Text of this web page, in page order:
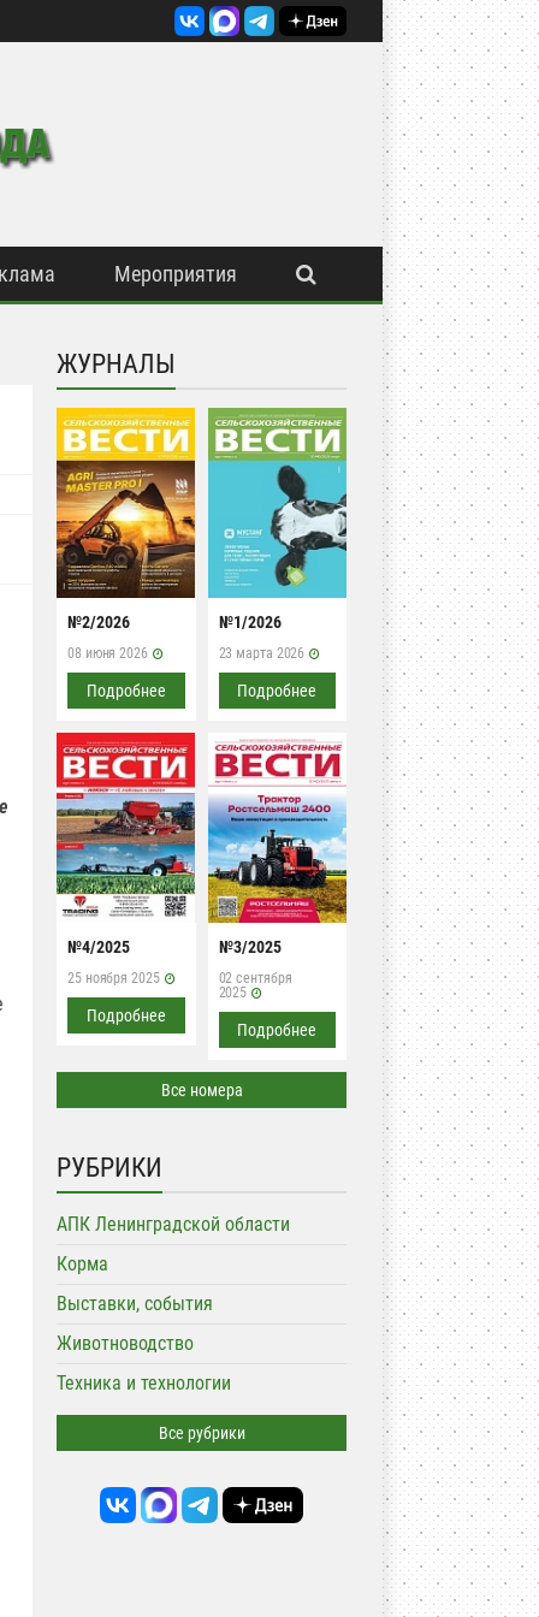
Мероприятия
ЖУРНАЛЫ
№2/2026
08 июня 2026
Подробнее
№1/2026
23 марта 2026
Подробнее
№4/2025
25 ноября 2025
Подробнее
№3/2025
02 сентября
2025
Подробнее
Все номера
РУБРИКИ
АПК Ленинградской области
Корма
Выставки, события
Животноводство
Техника и технологии
Все рубрики